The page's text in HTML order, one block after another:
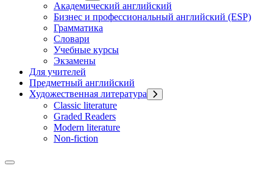
Академический английский
Бизнес и профессиональный английский (ESP)
Грамматика
Словари
Учебные курсы
Экзамены
Для учителей
Предметный английский
Художественная литература
Classic literature
Graded Readers
Modern literature
Non-fiction